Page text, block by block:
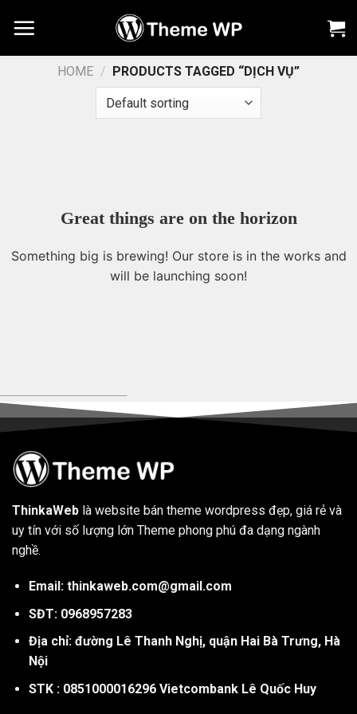
đến
HOME / PRODUCTS TAGGED “DỊCH VỤ”
Great things are on the horizon
Something big is brewing! Our store is in the works and
will be launching soon!
ThinkaWeb là website bán theme wordpress đẹp, giá rẻ và
uy tín với số lượng lớn Theme phong phú đa dạng ngành
nghề.
Email: thinkaweb.com@gmail.com
SĐT: 0968957283
Địa chỉ: đường Lê Thanh Nghị, quận Hai Bà Trưng, Hà
Nội
STK : 0851000016296 Vietcombank Lê Quốc Huy